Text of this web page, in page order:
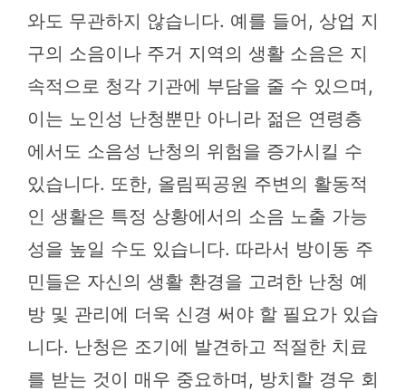
와도 무관하지 않습니다. 예를 들어, 상업 지
구의 소음이나 주거 지역의 생활 소음은 지
속적으로 청각 기관에 부담을 줄 수 있으며,
이는 노인성 난청뿐만 아니라 젊은 연령층
에서도 소음성 난청의 위험을 증가시킬 수
있습니다. 또한, 올림픽공원 주변의 활동적
인 생활은 특정 상황에서의 소음 노출 가능
성을 높일 수도 있습니다. 따라서 방이동 주
민들은 자신의 생활 환경을 고려한 난청 예
방 및 관리에 더욱 신경 써야 할 필요가 있습
니다. 난청은 조기에 발견하고 적절한 치료
를 받는 것이 매우 중요하며, 방치할 경우 회